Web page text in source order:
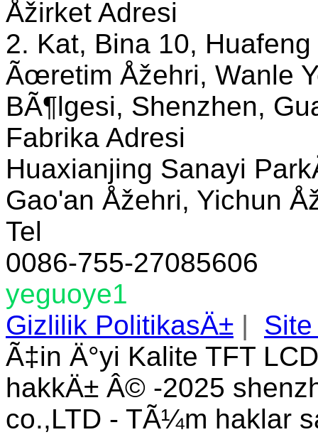
Åžirket Adresi
2. Kat, Bina 10,
Ãœretim Åžehri, Wanle
BÃ¶lgesi, Shenzhen,
Fabrika Adresi
Huaxianjing Sanayi
Gao'an Åžehri, Yichun
Tel
0086-755-27085606
yeguoye1
Gizlilik PolitikasÄ± |
Ã‡in Ä°yi Kalite TFT
hakkÄ± Â© -2025
co.,LTD - TÃ¼m haklar